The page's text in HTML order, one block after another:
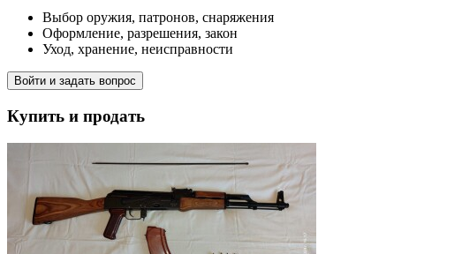
Выбор оружия, патронов, снаряжения
Оформление, разрешения, закон
Уход, хранение, неисправности
Войти и задать вопрос
Купить и продать